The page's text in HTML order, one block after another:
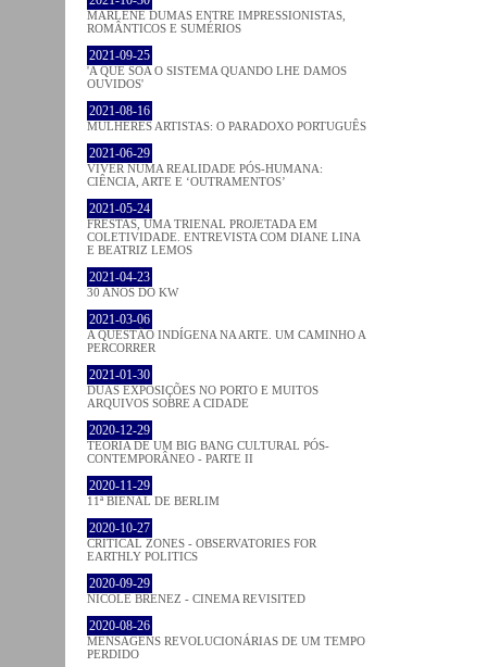
MARLENE DUMAS ENTRE IMPRESSIONISTAS,
ROMÂNTICOS E SUMÉRIOS
2021-09-25
'A QUE SOA O SISTEMA QUANDO LHE DAMOS
OUVIDOS'
2021-08-16
MULHERES ARTISTAS: O PARADOXO PORTUGUÊS
2021-06-29
VIVER NUMA REALIDADE PÓS-HUMANA:
CIÊNCIA, ARTE E ‘OUTRAMENTOS’
2021-05-24
FRESTAS, UMA TRIENAL PROJETADA EM
COLETIVIDADE. ENTREVISTA COM DIANE LINA
E BEATRIZ LEMOS
2021-04-23
30 ANOS DO KW
2021-03-06
A QUESTÃO INDÍGENA NA ARTE. UM CAMINHO A
PERCORRER
2021-01-30
DUAS EXPOSIÇÕES NO PORTO E MUITOS
ARQUIVOS SOBRE A CIDADE
2020-12-29
TEORIA DE UM BIG BANG CULTURAL PÓS-
CONTEMPORÂNEO - PARTE II
2020-11-29
11ª BIENAL DE BERLIM
2020-10-27
CRITICAL ZONES - OBSERVATORIES FOR
EARTHLY POLITICS
2020-09-29
NICOLE BRENEZ - CINEMA REVISITED
2020-08-26
MENSAGENS REVOLUCIONÁRIAS DE UM TEMPO
PERDIDO